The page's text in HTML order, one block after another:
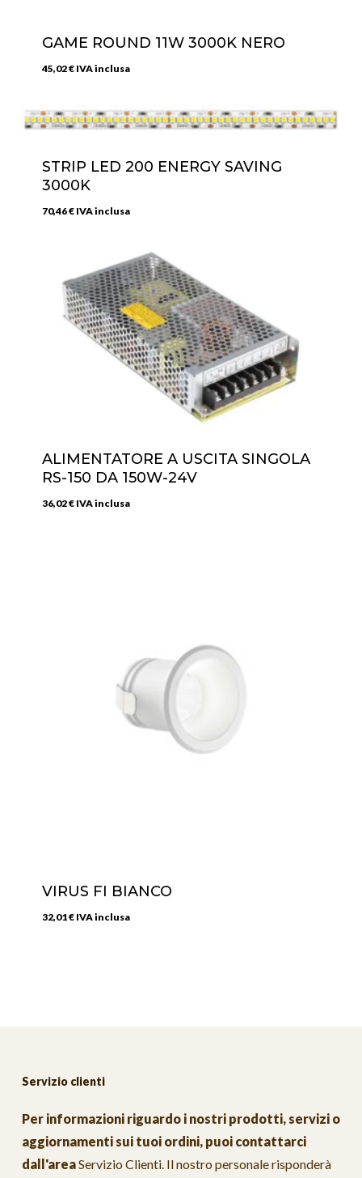
GAME ROUND 11W 3000K NERO
45,02€ IVA inclusa
STRIP LED 200 ENERGY SAVING
3000K
70,46€ IVA inclusa
ALIMENTATORE A USCITA SINGOLA
RS-150 DA 150W-24V
36,02€ IVA inclusa
VIRUS FI BIANCO
32,01€ IVA inclusa
Servizio clienti
Per informazioni riguardo i nostri prodotti, servizi o
aggiornamenti sui tuoi ordini, puoi contattarci
dall'areaServizio Clienti. Il nostro personale risponderà